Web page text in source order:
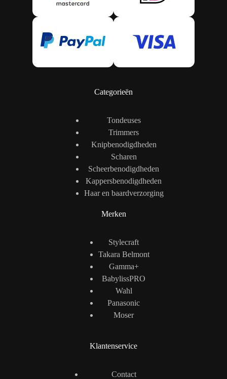
Categorieën
Tondeuses
Trimmers
Knipbenodigdheden
Scharen
Scheerbenodigdheden
Kappersbenodigdheden
Haar en baardverzorging
Merken
Stylecraft
Takara Belmont
Gamma+
BabylissPRO
Wahl
Panasonic
Moser
Klantenservice
Contact